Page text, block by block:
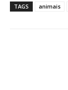
TAGS animais